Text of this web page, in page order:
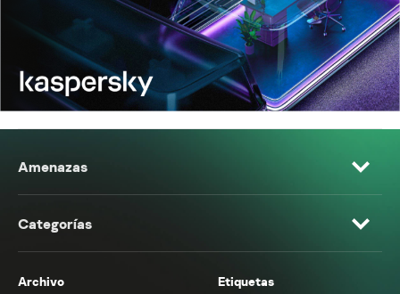
Amenazas
Categorías
Archivo Etiquetas